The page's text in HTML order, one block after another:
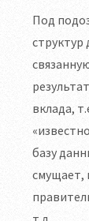
Под
вклада,
базу
смущает,